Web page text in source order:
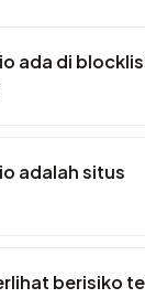
ada di
adalah situs
berisiko